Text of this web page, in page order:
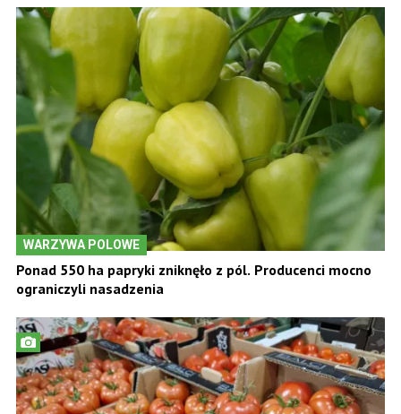
WARZYWA POLOWE
Ponad 550 ha papryki zniknęło z pól. Producenci mocno
ograniczyli nasadzenia